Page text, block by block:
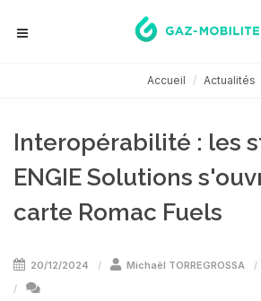
Accueil Actualités
Interopérabilité : les
ENGIE Solutions
carte Romac Fuels
20/12/2024 Michaël TORREGROSSA